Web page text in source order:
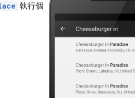
執行個